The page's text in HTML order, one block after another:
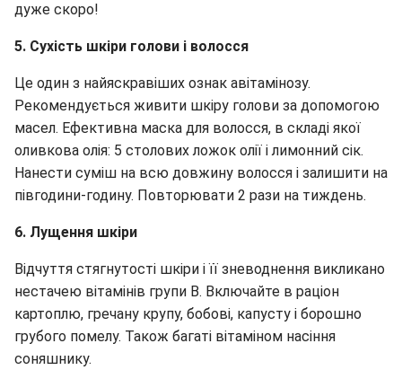
дуже скоро!
5. Сухість шкіри голови і волосся
Це один з найяскравіших ознак авітамінозу.
Рекомендується живити шкіру голови за допомогою
масел. Ефективна маска для волосся, в складі якої
оливкова олія: 5 столових ложок олії і лимонний сік.
Нанести суміш на всю довжину волосся і залишити на
півгодини-годину. Повторювати 2 рази на тиждень.
6. Лущення шкіри
Відчуття стягнутості шкіри і її зневоднення викликано
нестачею вітамінів групи В. Включайте в раціон
картоплю, гречану крупу, бобові, капусту і борошно
грубого помелу. Також багаті вітаміном насіння
соняшнику.